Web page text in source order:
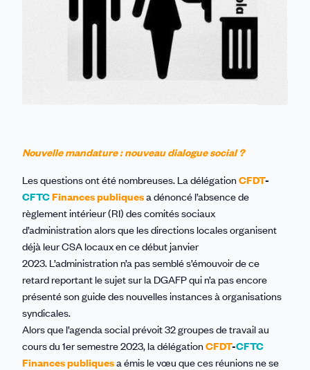
Nouvelle mandature : nouveau dialogue social ?
Les questions ont été nombreuses. L a délégationCFDT-
CFTCFinances publiquesa dénoncé l’absence de
règlement intérieur(RI) descomités sociaux
d’administrationalors que les directions locales organisent
déjà leur CSA locauxen ce début janvier
2023. L’administration n’a pas semblé s’émouvoir de ce
retard reportant le sujet sur la DGAFP qui n’a pas encore
présenté son guide des nouvelles instances à organisations
syndicales.
Alors que l’agenda social prévoit 32 groupes de travail au
cours du 1ersemestre2023, la délégationCFDT-CFTC
Finances publiquesa émis le vœu que ces réunions ne se